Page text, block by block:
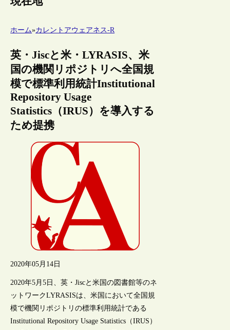
ホーム»カレントアウェアネス-R
英・Jiscと米・LYRASIS、米
国の機関リポジトリへ全国規
模で標準利用統計Institutional
Repository Usage
Statistics（IRUS）を導入する
ため提携
2020年05月14日
2020年5月5日、英・Jiscと米国の図書館等のネ
ットワークLYRASISは、米国において全国規
模で機関リポジトリの標準利用統計である
Institutional Repository Usage Statistics（IRUS）